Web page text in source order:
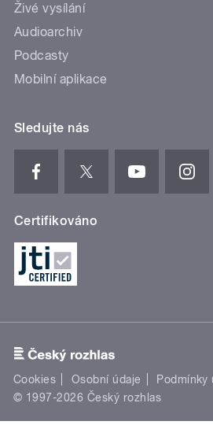
Živé vysílání
Audioarchiv
Podcasty
Mobilní aplikace
Sledujte nás
Certifikováno
Cookies Osobní údaje Podmínky
© 1997-2026 Český rozhlas